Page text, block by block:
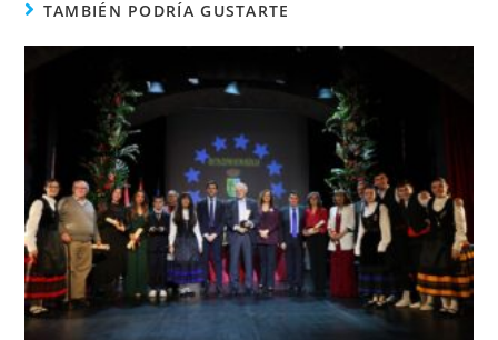
TAMBIÉN PODRÍA GUSTARTE